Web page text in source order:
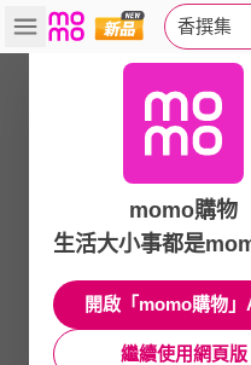
香撰集
momo購物
生活大小事都是
開啟「momo購物」
繼續使用網頁版